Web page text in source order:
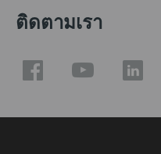
ติดตามเรา